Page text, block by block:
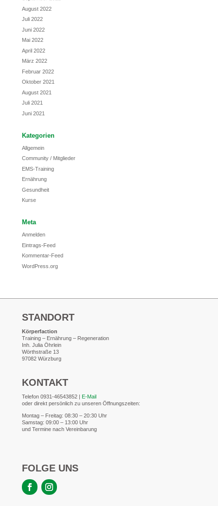
August 2022
Juli 2022
Juni 2022
Mai 2022
April 2022
März 2022
Februar 2022
Oktober 2021
August 2021
Juli 2021
Juni 2021
Kategorien
Allgemein
Community / Mitglieder
EMS-Training
Ernährung
Gesundheit
Kurse
Meta
Anmelden
Eintrags-Feed
Kommentar-Feed
WordPress.org
STANDORT
Körperfaction
Training – Ernährung – Regeneration
Inh. Julia Öhrlein
Wörthstraße 13
97082 Würzburg
KONTAKT
Telefon 0931-46543852 | E-Mail
oder direkt persönlich zu unseren Öffnungszeiten:
Montag – Freitag: 08:30 – 20:30 Uhr
Samstag: 09:00 – 13:00 Uhr
und Termine nach Vereinbarung
FOLGE UNS